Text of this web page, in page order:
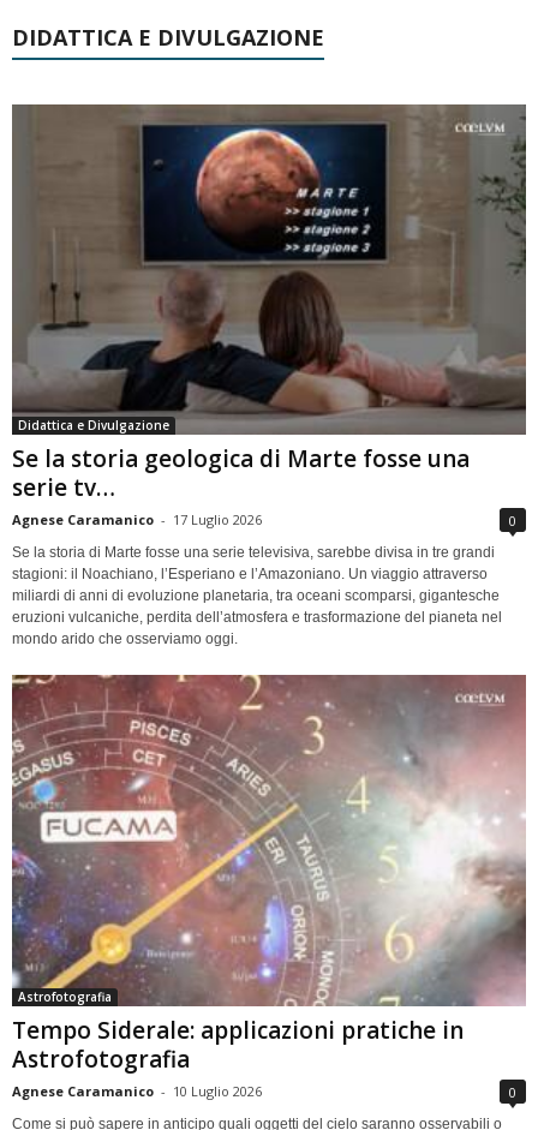
DIDATTICA E DIVULGAZIONE
Didattica e Divulgazione
Se la storia geologica di Marte fosse una
serie tv…
Agnese Caramanico - 17 Luglio 2026 0
Se la storia di Marte fosse una serie televisiva, sarebbe divisa in tre grandi
stagioni: il Noachiano, l’Esperiano e l’Amazoniano. Un viaggio attraverso
miliardi di anni di evoluzione planetaria, tra oceani scomparsi, gigantesche
eruzioni vulcaniche, perdita dell’atmosfera e trasformazione del pianeta nel
mondo arido che osserviamo oggi.
Astrofotografia
Tempo Siderale: applicazioni pratiche in
Astrofotografia
Agnese Caramanico - 10 Luglio 2026 0
Come si può sapere in anticipo quali oggetti del cielo saranno osservabili o